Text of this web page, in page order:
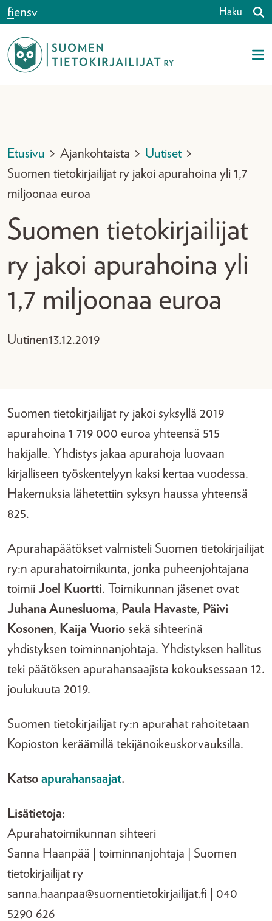
Siirry sisältöön
fiensv Haku
Etusivu > Ajankohtaista > Uutiset >
Suomen tietokirjailijat ry jakoi apurahoina yli 1,7
miljoonaa euroa
Suomen tietokirjailijat
ry jakoi apurahoina yli
1,7 miljoonaa euroa
Uutinen13.12.2019
Suomen tietokirjailijat ry jakoi syksyllä 2019
apurahoina 1 719 000 euroa yhteensä 515
hakijalle. Yhdistys jakaa apurahoja luovaan
kirjalliseen työskentelyyn kaksi kertaa vuodessa.
Hakemuksia lähetettiin syksyn haussa yhteensä
825.
Apurahapäätökset valmisteli Suomen tietokirjailijat
ry:n apurahatoimikunta, jonka puheenjohtajana
toimii Joel Kuortti. Toimikunnan jäsenet ovat
Juhana Aunesluoma, Paula Havaste, Päivi
Kosonen, Kaija Vuorio sekä sihteerinä
yhdistyksen toiminnanjohtaja. Yhdistyksen hallitus
teki päätöksen apurahansaajista kokouksessaan 12.
joulukuuta 2019.
Suomen tietokirjailijat ry:n apurahat rahoitetaan
Kopioston keräämillä tekijänoikeuskorvauksilla.
Katso apurahansaajat.
Lisätietoja:
Apurahatoimikunnan sihteeri
Sanna Haanpää | toiminnanjohtaja | Suomen
tietokirjailijat ry
sanna.haanpaa@suomentietokirjailijat.fi | 040
5290 626